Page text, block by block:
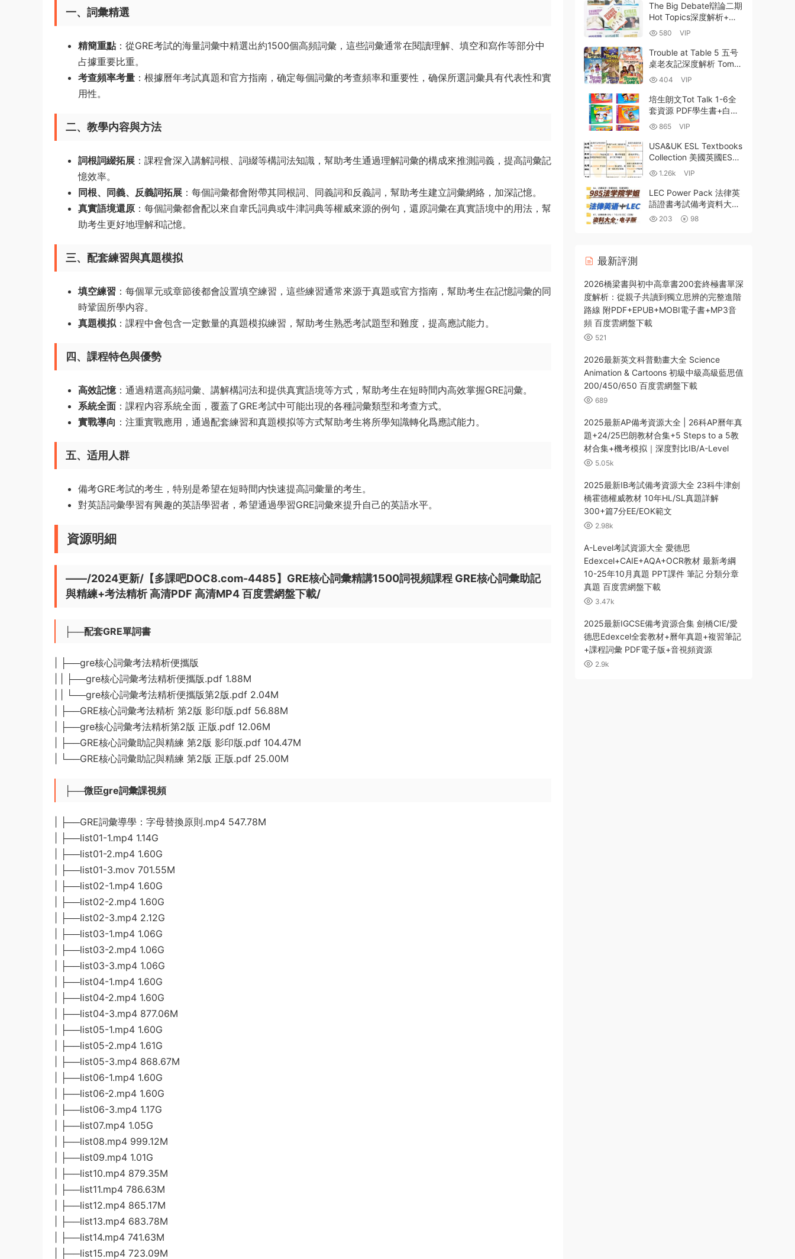
一、詞彙精選
精簡重點 ：從GRE考試的海量詞彙中精選出約1500個高頻詞彙，這些詞彙通常在閱讀理解、填空和寫作等部分中
占據重要比重。
考查頻率考量 ：根據曆年考試真題和官方指南，确定每個詞彙的考查頻率和重要性，确保所選詞彙具有代表性和實
用性。
二、教學内容與方法
詞根詞綴拓展 ：課程會深入講解詞根、詞綴等構詞法知識，幫助考生通過理解詞彙的構成來推測詞義，提高詞彙記
憶效率。
同根、同義、反義詞拓展 ：每個詞彙都會附帶其同根詞、同義詞和反義詞，幫助考生建立詞彙網絡，加深記憶。
真實語境還原 ：每個詞彙都會配以來自韋氏詞典或牛津詞典等權威來源的例句，還原詞彙在真實語境中的用法，幫
助考生更好地理解和記憶。
三、配套練習與真題模拟
填空練習 ：每個單元或章節後都會設置填空練習，這些練習通常來源于真題或官方指南，幫助考生在記憶詞彙的同
時鞏固所學内容。
真題模拟：課程中會包含一定數量的真題模拟練習，幫助考生熟悉考試題型和難度，提高應試能力。
四、課程特色與優勢
高效記憶：通過精選高頻詞彙、講解構詞法和提供真實語境等方式，幫助考生在短時間内高效掌握GRE詞彙。
系統全面 ：課程内容系統全面，覆蓋了GRE考試中可能出現的各種詞彙類型和考查方式。
實戰導向 ：注重實戰應用，通過配套練習和真題模拟等方式幫助考生将所學知識轉化爲應試能力。
五、适用人群
備考GRE考試的考生，特别是希望在短時間内快速提高詞彙量的考生。
對英語詞彙學習有興趣的英語學習者，希望通過學習GRE詞彙來提升自己的英語水平。
資源明細
——/2024更新/【多課吧DOC8.com-4485】GRE核心詞彙精講1500詞視頻課程 GRE核心詞彙助記
與精練+考法精析 高清PDF 高清MP4 百度雲網盤下載/
├──配套GRE單詞書
| ├──gre核心詞彙考法精析便攜版
| | ├──gre核心詞彙考法精析便攜版.pdf 1.88M
| | └──gre核心詞彙考法精析便攜版第2版.pdf 2.04M
| ├──GRE核心詞彙考法精析 第2版 影印版.pdf 56.88M
| ├──gre核心詞彙考法精析第2版 正版.pdf 12.06M
| ├──GRE核心詞彙助記與精練 第2版 影印版.pdf 104.47M
| └──GRE核心詞彙助記與精練 第2版 正版.pdf 25.00M
├──微臣gre詞彙課視頻
| ├──GRE詞彙導學：字母替換原則.mp4 547.78M
| ├──list01-1.mp4 1.14G
| ├──list01-2.mp4 1.60G
| ├──list01-3.mov 701.55M
| ├──list02-1.mp4 1.60G
| ├──list02-2.mp4 1.60G
| ├──list02-3.mp4 2.12G
| ├──list03-1.mp4 1.06G
| ├──list03-2.mp4 1.06G
| ├──list03-3.mp4 1.06G
| ├──list04-1.mp4 1.60G
| ├──list04-2.mp4 1.60G
| ├──list04-3.mp4 877.06M
| ├──list05-1.mp4 1.60G
| ├──list05-2.mp4 1.61G
| ├──list05-3.mp4 868.67M
| ├──list06-1.mp4 1.60G
| ├──list06-2.mp4 1.60G
| ├──list06-3.mp4 1.17G
| ├──list07.mp4 1.05G
| ├──list08.mp4 999.12M
| ├──list09.mp4 1.01G
| ├──list10.mp4 879.35M
| ├──list11.mp4 786.63M
| ├──list12.mp4 865.17M
| ├──list13.mp4 683.78M
| ├──list14.mp4 741.63M
| ├──list15.mp4 723.09M
The Big Debate辯論二期
Hot Topics深度解析+全
10冊PDF電子版下載 全球
熱門争議話題辯論材料分
析與教學應用指南
580 VIP
Trouble at Table 5 五号
桌老友記深度解析 Tom
Watson初章書完整評測
PDF/EPUB/MOBI電子版
+MP3音頻 百度網盤下載
404 VIP
培生朗文Tot Talk 1-6全
套資源 PDF學生書+白闆
軟件+家長手冊+電子版教
案+教學資料+音視頻 百
度網盤下載
865 VIP
USA&UK ESL Textbooks
Collection 美國英國ESL
教材PDF資源合集 持續搜
集更新中 百度雲網盤下載
1.26k VIP
LEC Power Pack 法律英
語證書考試備考資料大全
官方教材+考綱真題+音頻
203 98
最新評測
2026橋梁書與初中高章書200套終極書單深
度解析：從親子共讀到獨立思辨的完整進階
路線 附PDF+EPUB+MOBI電子書+MP3音
頻 百度雲網盤下載
521
2026最新英文科普動畫大全 Science
Animation & Cartoons 初級中級高級藍思值
200/450/650 百度雲網盤下載
689
2025最新AP備考資源大全 | 26科AP曆年真
題+24/25巴朗教材合集+5 Steps to a 5教
材合集+機考模拟｜深度對比IB/A-Level
5.05k
2025最新IB考試備考資源大全 23科牛津劍
橋霍德權威教材 10年HL/SL真題詳解
300+篇7分EE/EOK範文
2.98k
A-Level考試資源大全 愛德思
Edexcel+CAIE+AQA+OCR教材 最新考綱
10-25年10月真題 PPT課件 筆記 分類分章
真題 百度雲網盤下載
3.47k
2025最新IGCSE備考資源合集 劍橋CIE/愛
德思Edexcel全套教材+曆年真題+複習筆記
+課程詞彙 PDF電子版+音視頻資源
2.9k